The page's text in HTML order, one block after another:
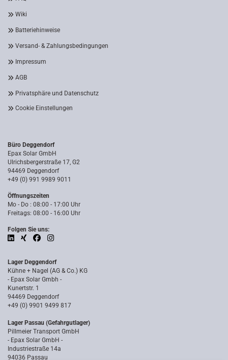
Wiki
Batteriehinweise
Versand- & Zahlungsbedingungen
Impressum
AGB
Privatsphäre und Datenschutz
Cookie Einstellungen
Büro Deggendorf
Epax Solar GmbH
Ulrichsbergerstraße 17, G2
94469 Deggendorf
+49 (0) 991 9989 9011
Öffnungszeiten
Mo - Do : 08:00 - 17:00 Uhr
Freitags: 08:00 - 16:00 Uhr
Folgen Sie uns:
Lager Deggendorf
Kühne + Nagel (AG & Co.) KG
- Epax Solar Gmbh -
Kunertstr. 1
94469 Deggendorf
+49 (0) 9901 9499 817
Lager Passau (Gefahrgutlager)
Pillmeier Transport GmbH
- Epax Solar GmbH -
Industriestraße 14a
94036 Passau